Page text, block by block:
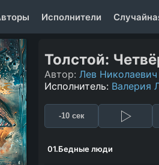
Исполнители
Толстой:
Автор: Лев
Исполнитель: Валерия
-10 сек
01.Бедные люди